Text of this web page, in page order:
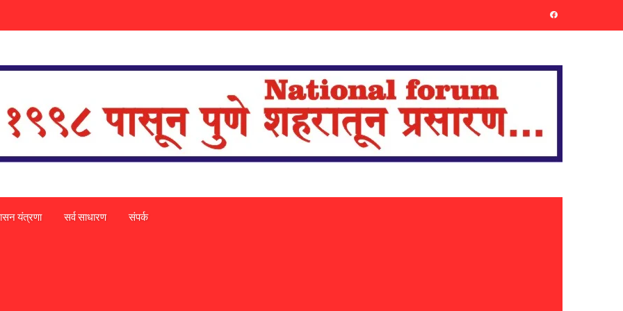
यंत्रणा सर्व साधारण संपर्क